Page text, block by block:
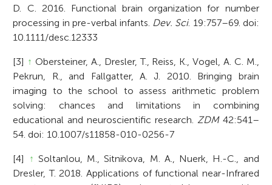
D. C. 2016. Functional brain organization for number
processing in pre-verbal infants. Dev. Sci. 19:757–69. doi:
10.1111/desc.12333
[3] ↑ Obersteiner, A., Dresler, T., Reiss, K., Vogel, A. C. M.,
Pekrun, R., and Fallgatter, A. J. 2010. Bringing brain
imaging to the school to assess arithmetic problem
solving: chances and limitations in combining
educational and neuroscientific research. ZDM42:541–
54. doi: 10.1007/s11858-010-0256-7
[4] ↑ Soltanlou, M., Sitnikova, M. A., Nuerk, H.-C., and
Dresler, T. 2018. Applications of functional near-Infrared